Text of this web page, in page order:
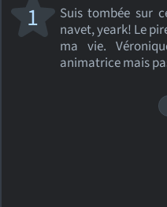
Suis tombée sur
navet, yeark! Le
ma vie.
animatrice mais
1